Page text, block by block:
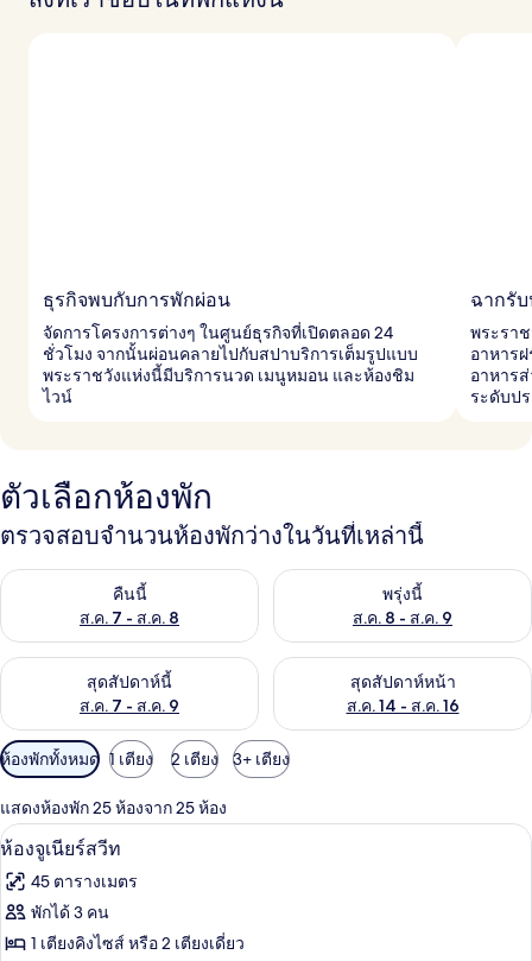
ธุรกิจพบกับการพักผ่อน
จัดการโครงการต่างๆ ในศูนย์ธุรกิจที่เปิดตลอด 24
ชั่วโมง จากนั้นผ่อนคลายไปกับสปาบริการเต็มรูปแบบ
พระราชวังแห่งนี้มีบริการนวด เมนูหมอน และห้องชิม
ไวน์
ฉากรั
พระรา
อาหาร
อาหาร
ระดับป
ตัวเลือกห้องพัก
ตรวจสอบจำนวนห้องพักว่างในวันที่เหล่านี้
คืนนี้
ส.ค. 7 - ส.ค. 8
ตรวจสอบจำนวนห้องพักว่างในคืนนี้ ส.ค. 7 - ส.ค. 8พรุ่งนี้
ส.ค. 8 - ส.ค. 9
ตรวจสอบจำนวนห้องพักว่างใน
สุดสัปดาห์นี้
ส.ค. 7 - ส.ค. 9
ตรวจสอบจำนวนห้องพักว่างในสุดสัปดาห์นี้ ส.ค. 7 - ส.ค. 9
สุดสัปดาห์หน้า
ส.ค. 14 - ส.ค. 16
ตรวจสอบจำนวนห้องพักว่างใน
ตัว
กรอง
ที่
มี
ให้
สำหรับ
ห้อง
ห้องพักทั้งหมด 1 เตียง 2 เตียง 3+ เตียง
แสดงห้องพัก 25 ห้องจาก 25 ห้อง
เปิด
ภาพถ่าย
ทั้งหมด
ของ
ห้องจูเนียร์สวีท | เครื่องนอนระดับพรีเ
5
ห้องจูเนียร์สวีท
45 ตารางเมตร
พักได้ 3 คน
1 เตียงคิงไซส์ หรือ 2 เตียงเดี่ยว